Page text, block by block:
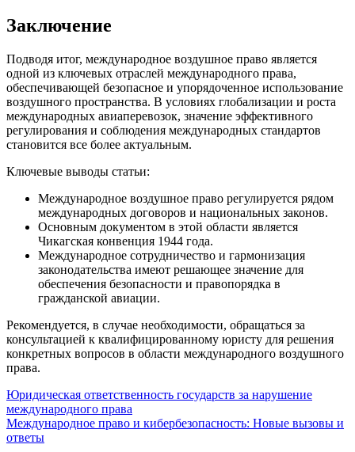
Заключение
Подводя итог, международное воздушное право является
одной из ключевых отраслей международного права,
обеспечивающей безопасное и упорядоченное использование
воздушного пространства. В условиях глобализации и роста
международных авиаперевозок, значение эффективного
регулирования и соблюдения международных стандартов
становится все более актуальным.
Ключевые выводы статьи:
Международное воздушное право регулируется рядом
международных договоров и национальных законов.
Основным документом в этой области является
Чикагская конвенция 1944 года.
Международное сотрудничество и гармонизация
законодательства имеют решающее значение для
обеспечения безопасности и правопорядка в
гражданской авиации.
Рекомендуется, в случае необходимости, обращаться за
консультацией к квалифицированному юристу для решения
конкретных вопросов в области международного воздушного
права.
Навигация
по
записям
Юридическая ответственность государств за нарушение
международного права
Международное право и кибербезопасность: Новые вызовы и
ответы